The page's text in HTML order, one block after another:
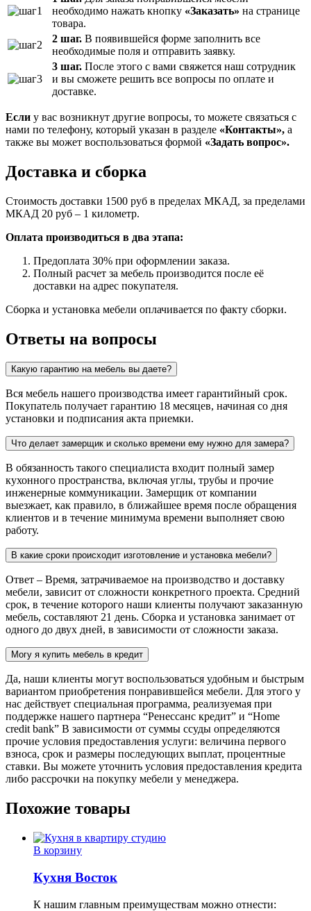
необходимо нажать кнопку «Заказать» на странице
товара.
2 шаг. В появившейся форме заполнить все
необходимые поля и отправить заявку.
3 шаг. После этого с вами свяжется наш сотрудник
и вы сможете решить все вопросы по оплате и
доставке.
Если у вас возникнут другие вопросы, то можете связаться с
нами по телефону, который указан в разделе «Контакты», а
также вы может воспользоваться формой «Задать вопрос».
Доставка и сборка
Стоимость доставки 1500 руб в пределах МКАД, за пределами
МКАД 20 руб – 1 километр.
Оплата производиться в два этапа:
Предоплата 30% при оформлении заказа.
Полный расчет за мебель производится после её
доставки на адрес покупателя.
Сборка и установка мебели оплачивается по факту сборки.
Ответы на вопросы
Какую гарантию на мебель вы даете?
Вся мебель нашего производства имеет гарантийный срок.
Покупатель получает гарантию 18 месяцев, начиная со дня
установки и подписания акта приемки.
Что делает замерщик и сколько времени ему нужно для замера?
В обязанность такого специалиста входит полный замер
кухонного пространства, включая углы, трубы и прочие
инженерные коммуникации. Замерщик от компании
выезжает, как правило, в ближайшее время после обращения
клиентов и в течение минимума времени выполняет свою
работу.
В какие сроки происходит изготовление и установка мебели?
Ответ – Время, затрачиваемое на производство и доставку
мебели, зависит от сложности конкретного проекта. Средний
срок, в течение которого наши клиенты получают заказанную
мебель, составляют 21 день. Сборка и установка занимает от
одного до двух дней, в зависимости от сложности заказа.
Могу я купить мебель в кредит
Да, наши клиенты могут воспользоваться удобным и быстрым
вариантом приобретения понравившейся мебели. Для этого у
нас действует специальная программа, реализуемая при
поддержке нашего партнера “Ренессанс кредит” и “Home
credit bank” В зависимости от суммы ссуды определяются
прочие условия предоставления услуги: величина первого
взноса, срок и размеры последующих выплат, процентные
ставки. Вы можете уточнить условия предоставления кредита
либо рассрочки на покупку мебели у менеджера.
Похожие товары
В корзину
Кухня Восток
К нашим главным преимуществам можно отнести: